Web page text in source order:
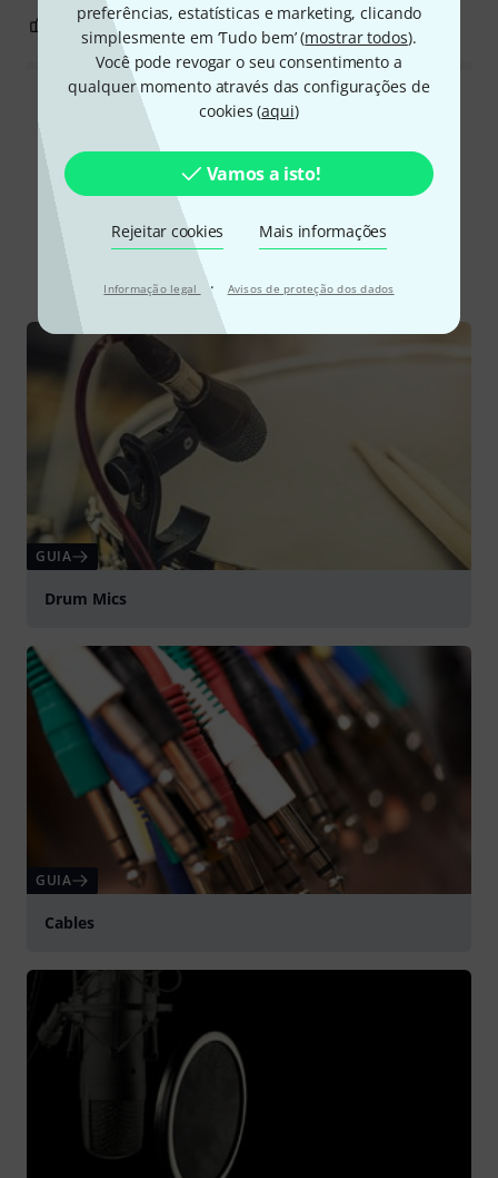
preferências, estatísticas e marketing, clicando
simplesmente em ‘Tudo bem’ (mostrar todos).
Você pode revogar o seu consentimento a
qualquer momento através das configurações de
cookies (aqui)
Vamos a isto!
Rejeitar cookies Mais informações
Informação legal · Avisos de proteção dos dados
0
Ler todas as reviews
Todos
GUIA
Drum Mics
GUIA
Cables